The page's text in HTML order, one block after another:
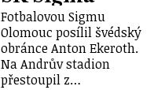
Fotbalovou Sigmu
Olomouc posílil švédský
obránce Anton Ekeroth.
Na Andrův stadion
přestoupil z…